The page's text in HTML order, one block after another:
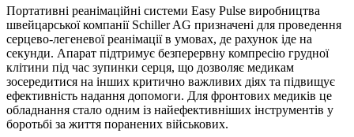
Портативні реанімаційні системи Easy Pulse виробництва
швейцарської компанії Schiller AG призначені для проведення
серцево-легеневої реанімації в умовах, де рахунок іде на
секунди. Апарат підтримує безперервну компресію грудної
клітини під час зупинки серця, що дозволяє медикам
зосередитися на інших критично важливих діях та підвищує
ефективність надання допомоги. Для фронтових медиків це
обладнання стало одним із найефективніших інструментів у
боротьбі за життя поранених військових.